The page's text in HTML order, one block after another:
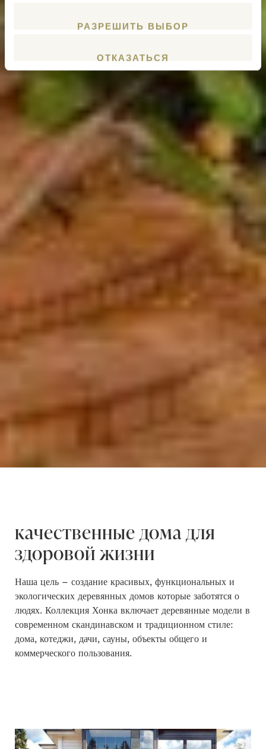
РАЗРЕШИТЬ ВЫБОР
ОТКАЗАТЬСЯ
качественные дома для
здоровой жизни
Наша цель – создание красивых, функциональных и
экологических деревянных домов которые заботятся о
людях. Коллекция Хонка включает деревянные модели в
современном скандинавском и традиционном стиле:
дома, котеджи, дачи, сауны, объекты общего и
коммерческого пользования.